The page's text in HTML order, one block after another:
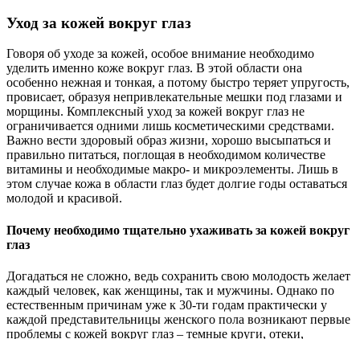
Уход за кожей вокруг глаз
Говоря об уходе за кожей, особое внимание необходимо
уделить именно коже вокруг глаз. В этой области она
особенно нежная и тонкая, а потому быстро теряет упругость,
провисает, образуя непривлекательные мешки под глазами и
морщины. Комплексный уход за кожей вокруг глаз не
ограничивается одними лишь косметическими средствами.
Важно вести здоровый образ жизни, хорошо высыпаться и
правильно питаться, поглощая в необходимом количестве
витамины и необходимые макро- и микроэлементы. Лишь в
этом случае кожа в области глаз будет долгие годы оставаться
молодой и красивой.
Почему необходимо тщательно ухаживать за кожей вокруг
глаз
Догадаться не сложно, ведь сохранить свою молодость желает
каждый человек, как женщины, так и мужчины. Однако по
естественным причинам уже к 30-ти годам практически у
каждой представительницы женского пола возникают первые
проблемы с кожей вокруг глаз – темные круги, отеки,